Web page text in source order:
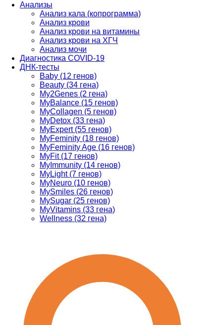
Анализы
Анализ кала (копрограмма)
Анализ крови
Анализ крови на витамины
Анализ крови на ХГЧ
Анализ мочи
Диагностика COVID-19
ДНК-тесты
Baby (12 генов)
Beauty (34 гена)
My2Genes (2 гена)
MyBalance (15 генов)
MyCollagen (5 генов)
MyDetox (33 гена)
MyExpert (55 генов)
MyFeminity (18 генов)
MyFeminity Age (16 генов)
MyFit (17 генов)
MyImmunity (14 генов)
MyLight (7 генов)
MyNeuro (10 генов)
MySmiles (26 генов)
MySugar (25 генов)
MyVitamins (33 гена)
Wellness (32 гена)